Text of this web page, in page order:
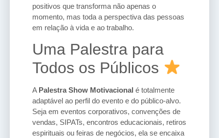
positivos que transforma não apenas o
momento, mas toda a perspectiva das pessoas
em relação à vida e ao trabalho.
Uma Palestra para
Todos os Públicos
A Palestra Show Motivacional é totalmente
adaptável ao perfil do evento e do público-alvo.
Seja em eventos corporativos, convenções de
vendas, SIPATs, encontros educacionais, retiros
espirituais ou feiras de negócios, ela se encaixa